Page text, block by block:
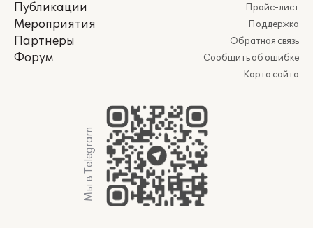
Публикации
Мероприятия
Партнеры
Форум
Прайс-лист
Поддержка
Обратная связь
Сообщить об ошибке
Карта сайта
Мы в Telegram